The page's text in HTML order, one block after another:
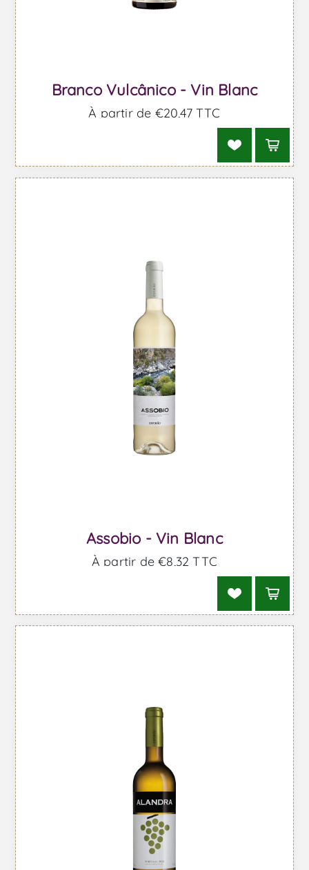
Branco Vulcânico - Vin Blanc
À partir de €20,47 TTC
Assobio - Vin Blanc
À partir de €8,32 TTC